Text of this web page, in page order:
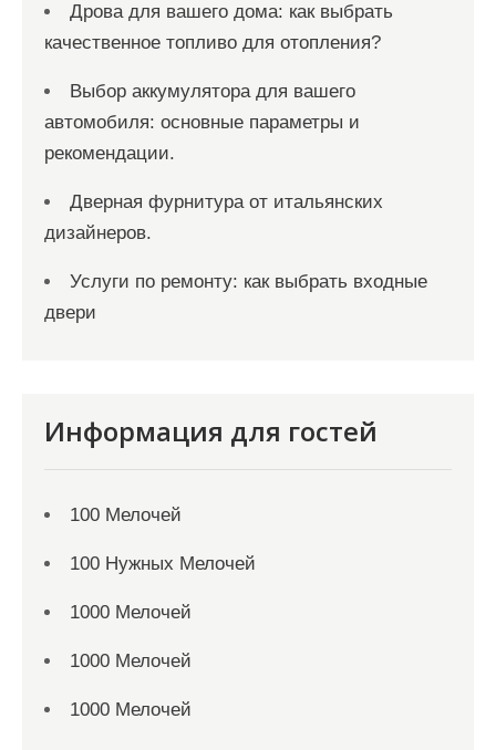
Дрова для вашего дома: как выбрать
качественное топливо для отопления?
Выбор аккумулятора для вашего
автомобиля: основные параметры и
рекомендации.
Дверная фурнитура от итальянских
дизайнеров.
Услуги по ремонту: как выбрать входные
двери
Информация для гостей
100 Мелочей
100 Нужных Мелочей
1000 Мелочей
1000 Мелочей
1000 Мелочей